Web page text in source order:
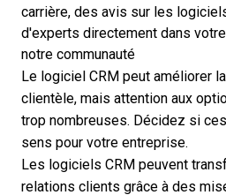
carrière, des avis sur les
d'experts directement dans
notre communauté
Le logiciel CRM peut améliorer
clientèle, mais attention aux
trop nombreuses. Décidez si
sens pour votre entreprise.
Les logiciels CRM peuvent
relations clients grâce à des